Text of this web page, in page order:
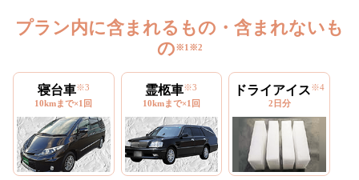
プラン内に含まれるもの・含まれないも
の※1 ※2
寝台車※3
10kmまで×1回
霊柩車※3
10kmまで×1回
ドライアイス※4
2日分